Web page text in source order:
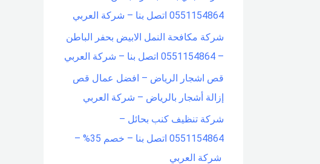
0551154864 اتصل بنا – شركة العربي
شركة مكافحة النمل الابيض بحفر الباطن
– 0551154864 اتصل بنا – شركة العربي
قص اشجار الرياض – افضل عمال قص
إزالة أشجار بالرياض – شركة العربي
شركة تنظيف كنب بحائل –
0551154864 اتصل بنا – خصم 35% –
شركة العربي